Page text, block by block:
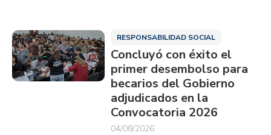
RESPONSABILIDAD SOCIAL
Concluyó con éxito el
primer desembolso para
becarios del Gobierno
adjudicados en la
Convocatoria 2026
04/08/2026